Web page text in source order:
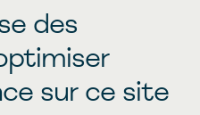
des
sur ce site
devront
en soins palliatifs.